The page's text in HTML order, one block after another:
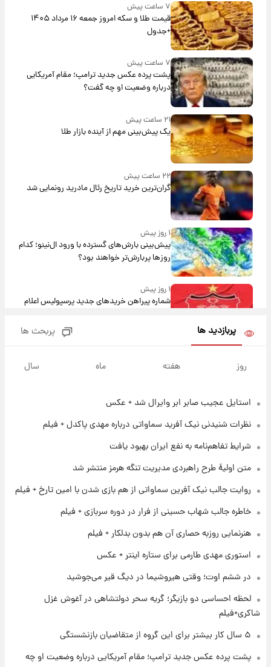
۷ ساعت پیش
قیمت طلا و سکه امروز جمعه ۱۶ مرداد ۱۴۰۵
+جدول
۷ ساعت پیش
پشت پرده عکس جدید ترامپ؛ مقام آمریکایی
درباره وضعیت او چه گفت؟
۲۱ ساعت پیش
یک پیش‌بینی مهم از آینده بازار طلا
۲۲ ساعت پیش
گران‌ترین خرید تاریخ رئال مادرید رونمایی شد
۱ روز پیش
پیش‌بینی بارش‌های گسترده با ورود ال‌نینو؛ کدام
روزها پربارش‌تر خواهند بود؟
۱ روز پیش
شماره پیراهن خریدهای جدید پرسپولیس اعلام
شد+فیلم
۱ روز پیش
امروز پنجشنبه ۱۵ مرداد ۱۴۰۵ +جدول
قیمت طلا و سکه امروز پنجشنبه ۱۵ مرداد ۱۴۰۵
۱ روز پیش
شارژ جدید کالابرگ برای سه دهک؛ جزئیات اعلام
شد
شرایط تازه فروش اقساطی سایپا اعلام شد؛
شاهین، کوییک، اطلس، سهند و ساینا با اقساط
سیگنال‌های جدید برای بازار طلا؛ پیش‌بینی
قیمت سکه و طلا فردا
پربازدید ها پربحث ها
روز هفته ماه سال
استایل عجیب صابر ابر وایرال شد + عکس
نظرات شنیدنی نیک آفرید سماواتی درباره مهدی پاکدل + فیلم
شرایط تفاهم‌نامه به نفع ایران بهبود یافت
متن اولیۀ طرح راهبردی مدیریت تنگه هرمز منتشر شد
روایت جالب نیک آفرین سماواتی از هم بازی شدن با امین تارخ + فیلم
خاطره جالب شهاب حسینی از فرار در دوره سربازی + فیلم
هنرنمایی روزبه حصاری آن هم بدون بدلکار + فیلم
استوری مهدی طارمی برای ستاره اینتر + عکس
در ششم اوت؛ وقتی هیروشیما در دیگ قیر می‌جوشید
لحظه احساسی دو بازیگر؛ گریه سحر دولتشاهی در آغوش غزل
شاکری+فیلم
۵ سال کار بیشتر برای این گروه از متقاضیان بازنشستگی
پشت پرده عکس جدید ترامپ؛ مقام آمریکایی درباره وضعیت او چه